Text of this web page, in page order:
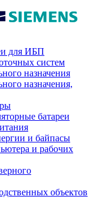
для ИБП
систем
назначения
назначения,
батареи
и байпасы
и рабочих
объектов